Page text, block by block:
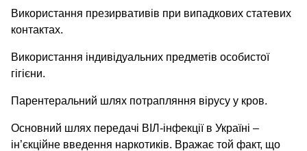
Використання презирвативів при випадкових статевих
контактах.
Використання індивідуальних предметів особистої
гігієни.
Парентеральний шлях потрапляння вірусу у кров.
Основний шлях передачі ВІЛ-інфекції в Україні –
ін’єкційне введення наркотиків. Вражає той факт, що